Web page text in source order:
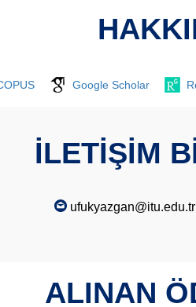
Google Scholar
İLETİŞİM
ufukyazgan@itu.edu.tr
ALINAN